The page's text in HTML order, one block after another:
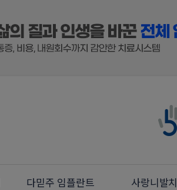
다믿주 임플란트 사랑니발치